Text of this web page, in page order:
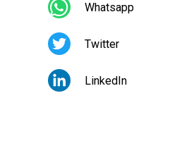
Whatsapp
Twitter
LinkedIn